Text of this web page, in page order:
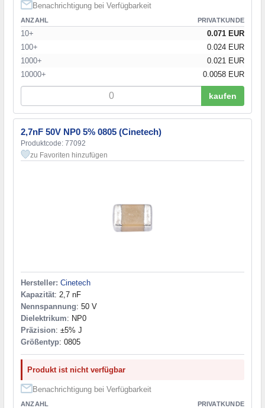
Benachrichtigung bei Verfügbarkeit
ANZAHL PRIVATKUNDE
10+
0.071 EUR
100+
0.024 EUR
1000+
0.021 EUR
10000+
0.0058 EUR
kaufen
2,7nF 50V NP0 5% 0805 (Cinetech)
Produktcode: 77092
zu Favoriten hinzufügen
Hersteller: Cinetech
Kapazität: 2,7 nF
Nennspannung: 50 V
Dielektrikum: NP0
Präzision: ±5% J
Größentyp: 0805
Produkt ist nicht verfügbar
Benachrichtigung bei Verfügbarkeit
ANZAHL PRIVATKUNDE